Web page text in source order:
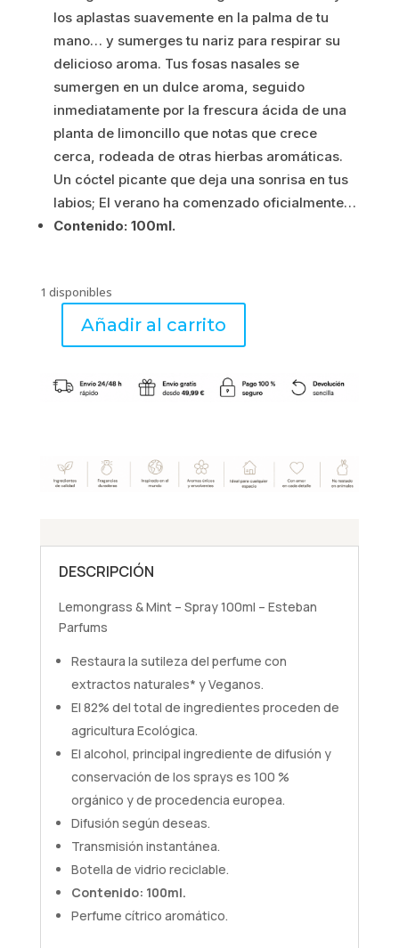
los aplastas suavemente en la palma de tu
mano… y sumerges tu nariz para respirar su
delicioso aroma. Tus fosas nasales se
sumergen en un dulce aroma, seguido
inmediatamente por la frescura ácida de una
planta de limoncillo que notas que crece
cerca, rodeada de otras hierbas aromáticas.
Un cóctel picante que deja una sonrisa en tus
labios; El verano ha comenzado oficialmente…
Contenido: 100ml.
1 disponibles
CITRONELLE
MENTHE
Esteban
Añadir al carrito
DESCRIPCIÓN
Lemongrass & Mint – Spray 100ml – Esteban
Parfums
Restaura la sutileza del perfume con
extractos naturales* y Veganos.
El 82% del total de ingredientes proceden de
agricultura Ecológica.
El alcohol, principal ingrediente de difusión y
conservación de los sprays es 100 %
orgánico y de procedencia europea.
Difusión según deseas.
Transmisión instantánea.
Botella de vidrio reciclable.
Contenido: 100ml.
Perfume cítrico aromático.